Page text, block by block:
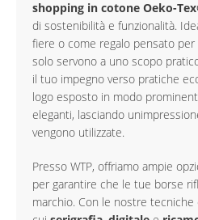
shopping in cotone Oeko-
di sostenibilità e funzionalità.
fiere o come regalo pensato
solo servono a uno scopo
il tuo impegno verso pratiche
logo esposto in modo
eleganti, lasciando
vengono utilizzate.
Presso WTP, offriamo ampie
per garantire che le tue borse
marchio. Con le nostre tecniche